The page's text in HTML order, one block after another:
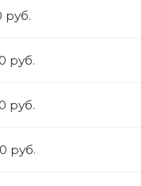
руб.
руб.
руб.
руб.